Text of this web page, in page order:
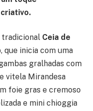
tradicional Ceia de
que inicia com uma
gralhadas com
vitela Mirandesa
foie gras e cremoso
e mini chioggia